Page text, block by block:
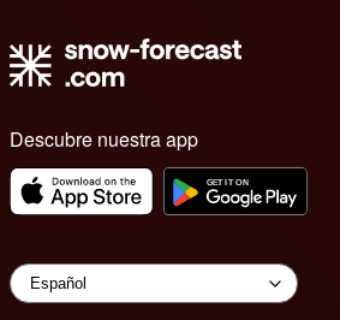
Descubre nuestra app